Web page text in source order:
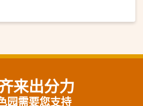
来出分力
园需要您支持